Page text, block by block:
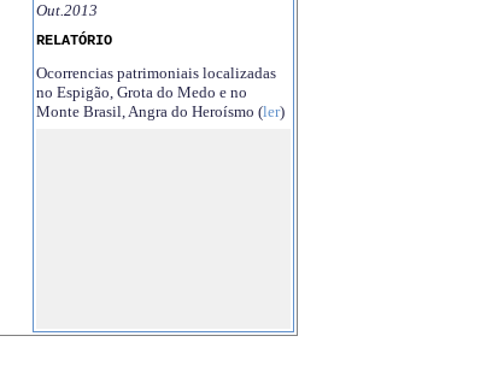
Out.2013
RELATÓRIO
Ocorrencias patrimoniais localizadas
no Espigão, Grota do Medo e no
Monte Brasil, Angra do Heroísmo (ler)